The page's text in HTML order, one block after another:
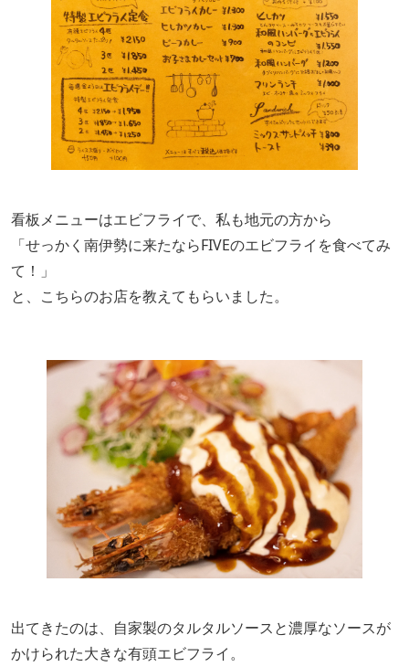
看板メニューはエビフライで、私も地元の方から
「せっかく 南伊勢に来たならFIVEのエビフライを食べてみ
て！」
と、こちらのお店を教えてもらいました。
出てきたのは、自家製のタルタルソースと濃厚なソースが
かけられた大きな有頭エビフライ。